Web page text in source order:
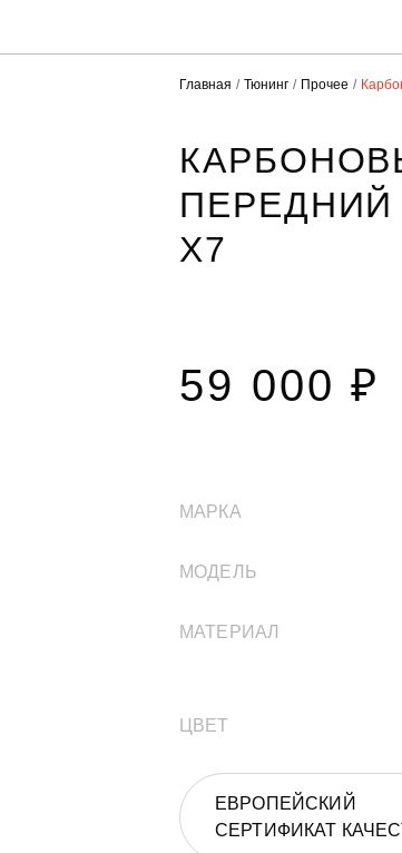
Главная Тюнинг Прочее
ПЕРЕДНИЙ
X7
59 000 ₽
МАРКА
МОДЕЛЬ
МАТЕРИАЛ
ЦВЕТ
ЕВРОПЕЙСКИЙ
СЕРТИФИКАТ